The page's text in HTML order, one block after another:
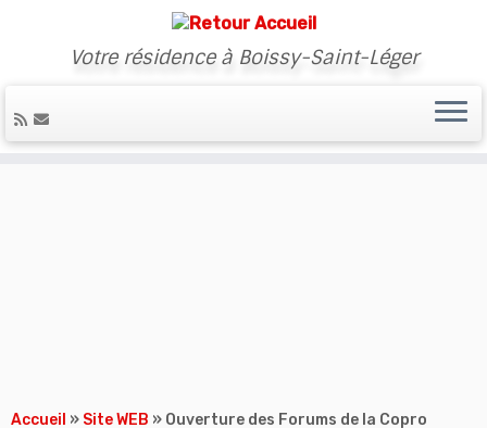
Votre résidence à Boissy-Saint-Léger
Accueil » Site WEB » Ouverture des Forums de la Copro